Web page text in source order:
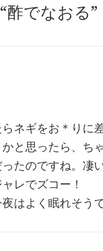
でなおる”
ネギをお＊りに
と思ったら、ち
たのですね。凄
レでズコー！
はよく眠れそうで